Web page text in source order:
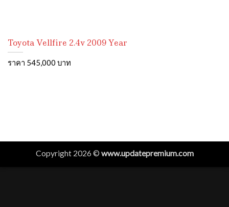
Toyota Vellfire 2.4v 2009 Year
ราคา 545,000 บาท
Copyright 2026 © www.updatepremium.com